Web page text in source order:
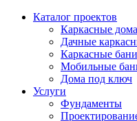
Каталог проектов
Каркасные дома
Дачные
Каркасные бани
Мобильные
Дома под ключ
Услуги
Фундаменты